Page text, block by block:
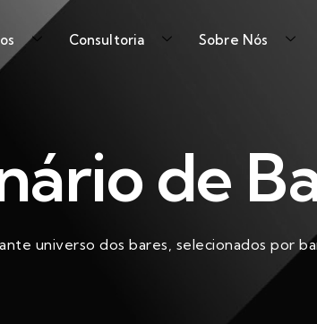
Consultoria Sobre Nós
de
universo dos bares, selecionados por